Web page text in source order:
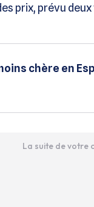
prix, prévu
chère en
La suite de votre